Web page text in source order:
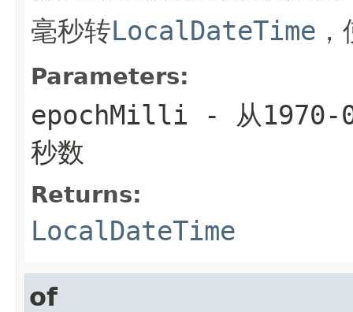
毫秒转LocalDateTime
Parameters:
epochMilli - 从1970-
秒数
Returns:
LocalDateTime
of